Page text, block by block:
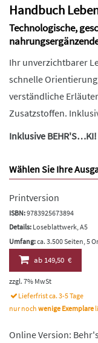
Handbuch
Technologische,
Ihr unverzichtbarer
schnelle
verständliche
Zusatzstoffen.
Inklusive BEHR'S…KI!
Wählen Sie Ihre
Printversion
ISBN:9783925673894
Details: Loseblattwerk, A5
Umfang:ca. 3.500 Seiten, 5
ab149,50 €
zzgl. 7% MwSt
Lieferfrist ca. 3-5 Tage
nur noch wenige Exemplare
Online Version: